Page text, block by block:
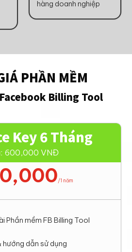
hàng doanh nghiệp
PHẦN MỀM
Billing Tool
Key 6 Tháng
600,000 VNĐ
/1 năm
Phần mềm FB Billing Tool
dẫn sử dụng